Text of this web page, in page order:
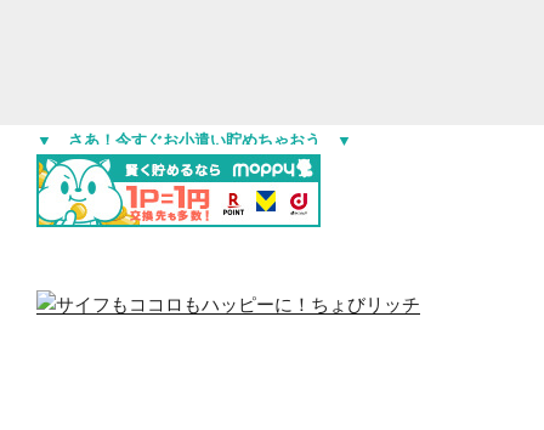
▼ さあ！今すぐお小遣い貯めちゃおう ▼